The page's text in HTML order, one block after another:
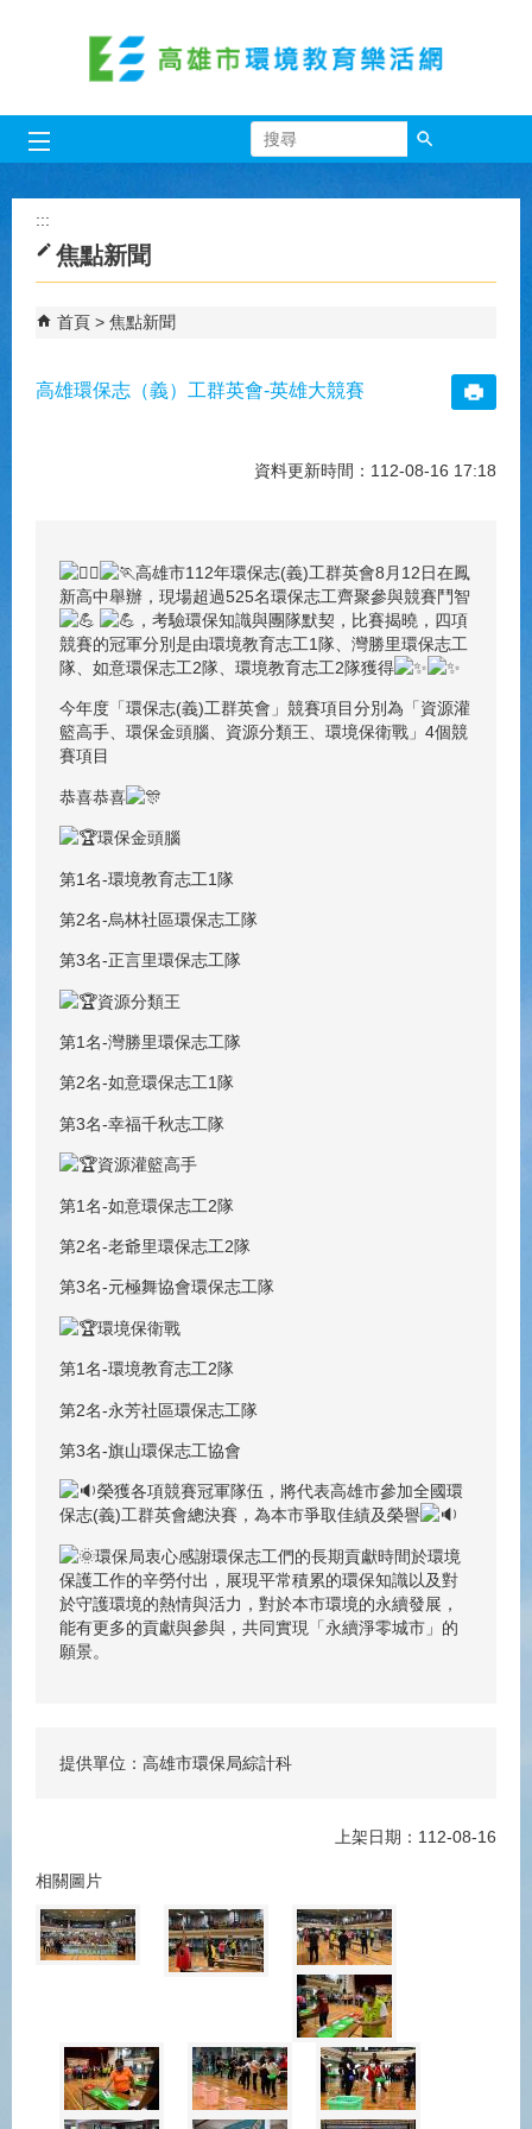
搜尋
:::
焦點新聞
首頁 焦點新聞
高雄環保志（義）工群英會-英雄大競賽
資料更新時間：112-08-16 17:18
高雄市112年環保志(義)工群英會8月12日在鳳
新高中舉辦，現場超過525名環保志工齊聚參與競賽鬥智
，考驗環保知識與團隊默契，比賽揭曉，四項
競賽的冠軍分別是由環境教育志工1隊、灣勝里環保志工
隊、如意環保志工2隊、環境教育志工2隊獲得
今年度「環保志(義)工群英會」競賽項目分別為「資源灌
籃高手、環保金頭腦、資源分類王、環境保衛戰」4個競
賽項目
恭喜恭喜
環保金頭腦
第1名-環境教育志工1隊
第2名-烏林社區環保志工隊
第3名-正言里環保志工隊
資源分類王
第1名-灣勝里環保志工隊
第2名-如意環保志工1隊
第3名-幸福千秋志工隊
資源灌籃高手
第1名-如意環保志工2隊
第2名-老爺里環保志工2隊
第3名-元極舞協會環保志工隊
環境保衛戰
第1名-環境教育志工2隊
第2名-永芳社區環保志工隊
第3名-旗山環保志工協會
榮獲各項競賽冠軍隊伍，將代表高雄市參加全國環
保志(義)工群英會總決賽，為本市爭取佳績及榮譽
環保局衷心感謝環保志工們的長期貢獻時間於環境
保護工作的辛勞付出，展現平常積累的環保知識以及對
於守護環境的熱情與活力，對於本市環境的永續發展，
能有更多的貢獻與參與，共同實現「永續淨零城市」的
願景。
提供單位：高雄市環保局綜計科
上架日期：112-08-16
相關圖片